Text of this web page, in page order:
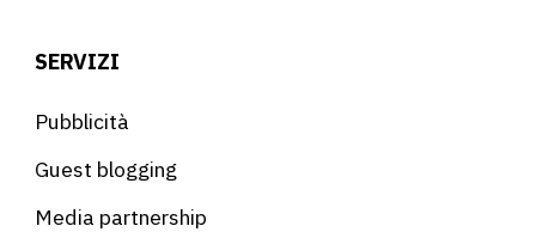
SERVIZI
Pubblicità
Guest blogging
Media partnership